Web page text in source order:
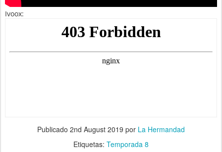
Ivoox:
Publicado 2nd August 2019 por La Hermandad
Etiquetas: Temporada 8